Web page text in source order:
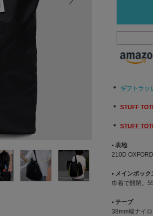
＊ ギフトラッ
＊ STUFF
＊ STUFF
▪︎ 表地
210D OXFORD
▪︎ メインボック
巾着で開閉。
▪︎ テープ
38mm幅ナイロ